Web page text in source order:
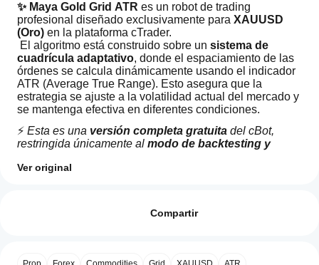
✨ Maya Gold Grid ATR es un robot de trading
profesional diseñado exclusivamente para XAUUSD
(Oro) en la plataforma cTrader.
El algoritmo está construido sobre un sistema de
cuadrícula adaptativo, donde el espaciamiento de las
órdenes se calcula dinámicamente usando el indicador
ATR (Average True Range). Esto asegura que la
estrategia se ajuste a la volatilidad actual del mercado y
se mantenga efectiva en diferentes condiciones.
⚡ Esta es una versión completa gratuita del cBot,
restringida únicamente al modo de backtesting y
presentados en los materiales de la estrategia.
parámetros
: presets, sesiones, cuadrícula, volumen,
Ver original
de la
Compartir